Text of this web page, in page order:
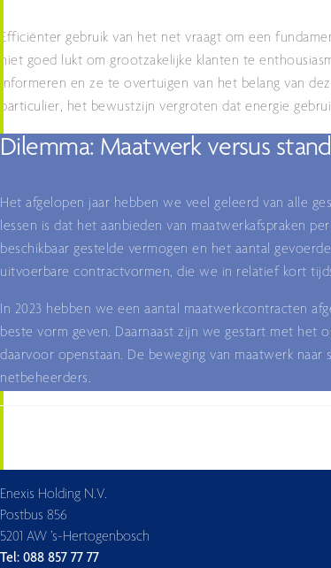
Efficiënter gebruik van het net vraagt om een
niet goed lukt om grootzakelijke klanten te
informeren en ze te overtuigen van het belang van
particulier, het bewustzijn vergroten dat energie
Dilemma: Maatwerk versus
Het afgelopen jaar hebben we veel geleerd van alle
lessen is dat het aanbieden van maatwerkafspraken
beschikbaar gestelde vermogen en het aantal
uitvoerbare contractvormen, die we in relatief kort
In 2023 hebben we een aantal maatwerkcontracten
beste vorm geven. Daarnaast zijn we gestart met het
daarvoor openstaan. De beweging van maatwerk
netbeheerders.
Enexis Holding N.V.
Postbus 856
5201 AW ’s-Hertogenbosch
Tel: 088 857 77 77